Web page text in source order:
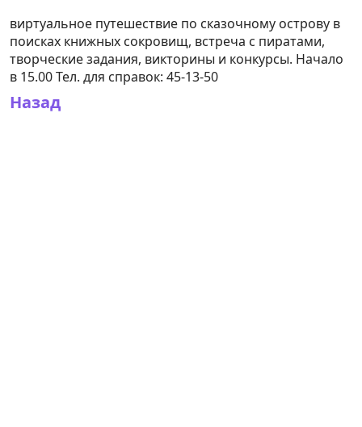
виртуальное путешествие по сказочному острову в
поисках книжных сокровищ, встреча с пиратами,
творческие задания, викторины и конкурсы. Начало
в 15.00 Тел. для справок: 45-13-50
Назад